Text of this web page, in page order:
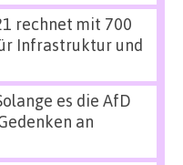
rechnet mit 700
Infrastruktur und
es die AfD
an